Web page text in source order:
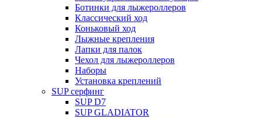
Ботинки для лыжероллеров
Классический ход
Коньковый ход
Лыжные крепления
Лапки для палок
Чехол для лыжероллеров
Наборы
Установка креплений
SUP серфинг
SUP D7
SUP GLADIATOR